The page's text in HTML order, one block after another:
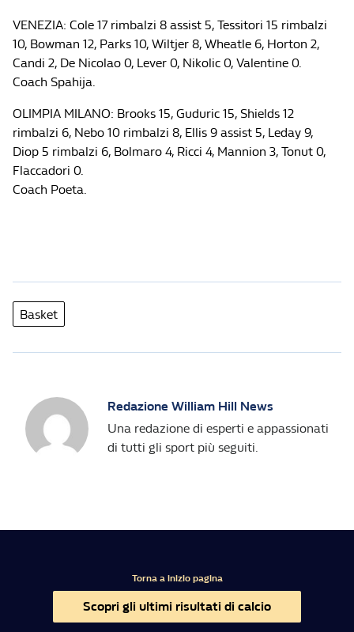
VENEZIA: Cole 17 rimbalzi 8 assist 5, Tessitori 15 rimbalzi
10, Bowman 12, Parks 10, Wiltjer 8, Wheatle 6, Horton 2,
Candi 2, De Nicolao 0, Lever 0, Nikolic 0, Valentine 0.
Coach Spahija.
OLIMPIA MILANO: Brooks 15, Guduric 15, Shields 12
rimbalzi 6, Nebo 10 rimbalzi 8, Ellis 9 assist 5, Leday 9,
Diop 5 rimbalzi 6, Bolmaro 4, Ricci 4, Mannion 3, Tonut 0,
Flaccadori 0.
Coach Poeta.
Basket
Redazione William Hill News
Una redazione di esperti e appassionati
di tutti gli sport più seguiti.
Torna a inizio pagina
Scopri gli ultimi risultati di calcio